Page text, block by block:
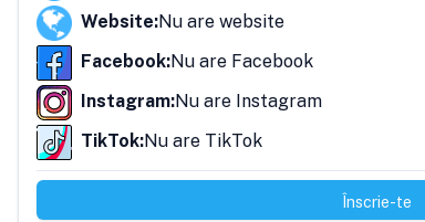
Website:Nu are website
Facebook:Nu are Facebook
Instagram:Nu are Instagram
TikTok:Nu are TikTok
Înscrie-te